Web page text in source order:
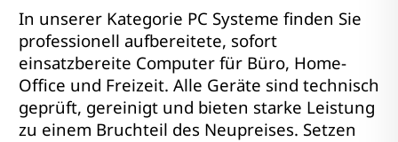
In unserer Kategorie PC Systeme finden Sie
professionell aufbereitete, sofort
einsatzbereite Computer für Büro, Home-
Office und Freizeit. Alle Geräte sind technisch
geprüft, gereinigt und bieten starke Leistung
zu einem Bruchteil des Neupreises. Setzen